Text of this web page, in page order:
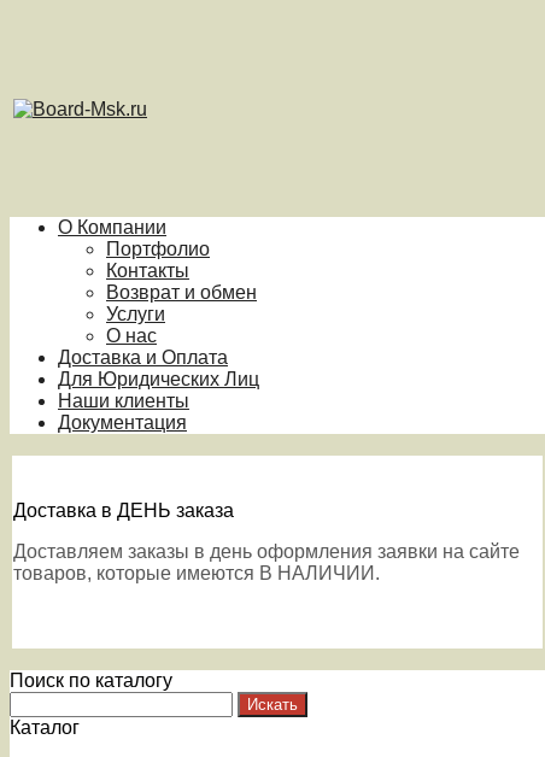
О Компании
Портфолио
Контакты
Возврат и обмен
Услуги
О нас
Доставка и Оплата
Для Юридических Лиц
Наши клиенты
Документация
Доставка в ДЕНЬ заказа
Доставляем заказы в день оформления заявки на сайте
товаров, которые имеются В НАЛИЧИИ.
Поиск по каталогу
Каталог